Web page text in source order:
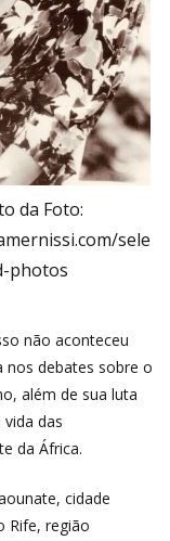
da Foto:
sele
photos
não aconteceu
nos debates sobre o
além de sua luta
das
da África.
cidade
Rife, região